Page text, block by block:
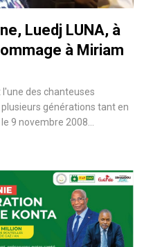
Luedj LUNA, à
à Miriam
des chanteuses
générations tant en
9 novembre 2008